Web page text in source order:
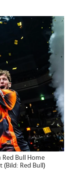
Red Bull Home
(Bild: Red Bull)